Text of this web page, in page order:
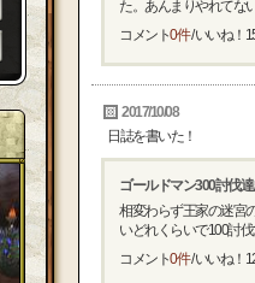
た。あんまりやれてな
コメント0件/ いいね！
2017/10/08
日誌を書いた！
ゴールドマン300討伐
相変わらず王家の迷宮
いどれくらいで100討
コメント0件/ いいね！